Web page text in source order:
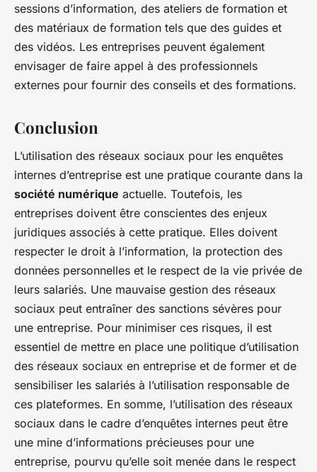
sessions d’information, des ateliers de formation et
des matériaux de formation tels que des guides et
des vidéos. Les entreprises peuvent également
envisager de faire appel à des professionnels
externes pour fournir des conseils et des formations.
Conclusion
L’utilisation des réseaux sociaux pour les enquêtes
internes d’entreprise est une pratique courante dans la
société numérique actuelle. Toutefois, les
entreprises doivent être conscientes des enjeux
juridiques associés à cette pratique. Elles doivent
respecter le droit à l’information, la protection des
données personnelles et le respect de la vie privée de
leurs salariés. Une mauvaise gestion des réseaux
sociaux peut entraîner des sanctions sévères pour
une entreprise. Pour minimiser ces risques, il est
essentiel de mettre en place une politique d’utilisation
des réseaux sociaux en entreprise et de former et de
sensibiliser les salariés à l’utilisation responsable de
ces plateformes. En somme, l’utilisation des réseaux
sociaux dans le cadre d’enquêtes internes peut être
une mine d’informations précieuses pour une
entreprise, pourvu qu’elle soit menée dans le respect